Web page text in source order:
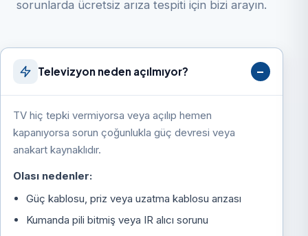
sorunlarda ücretsiz arıza tespiti için bizi arayın.
Televizyon neden açılmıyor?
TV hiç tepki vermiyorsa veya açılıp hemen
kapanıyorsa sorun çoğunlukla güç devresi veya
anakart kaynaklıdır.
Olası nedenler:
Güç kablosu, priz veya uzatma kablosu arızası
Kumanda pili bitmiş veya IR alıcı sorunu